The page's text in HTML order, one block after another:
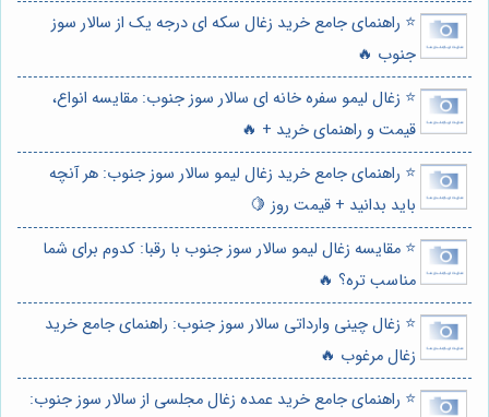
⭐️ راهنمای جامع خرید زغال سکه ای درجه یک از سالار سوز
جنوب 🔥
⭐️ زغال لیمو سفره خانه ای سالار سوز جنوب: مقایسه انواع،
قیمت و راهنمای خرید + 🔥
⭐️ راهنمای جامع خرید زغال لیمو سالار سوز جنوب: هر آنچه
باید بدانید + قیمت روز 🍋
⭐️ مقایسه زغال لیمو سالار سوز جنوب با رقبا: کدوم برای شما
مناسب تره؟ 🔥
⭐️ زغال چینی وارداتی سالار سوز جنوب: راهنمای جامع خرید
زغال مرغوب 🔥
⭐️ راهنمای جامع خرید عمده زغال مجلسی از سالار سوز جنوب: